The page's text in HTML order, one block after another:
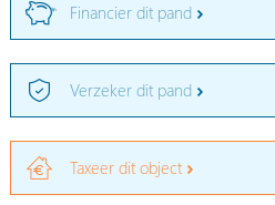
Financier dit pand
Verzeker dit pand
Taxeer dit object